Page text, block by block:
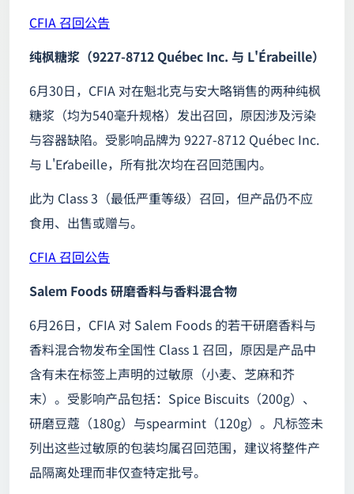
CFIA 召回公告
纯枫糖浆（9227-8712 Québec Inc. 与 L'Érabeille）
6月30日，CFIA 对在魁北克与安大略销售的两种纯枫
糖浆（均为540毫升规格）发出召回，原因涉及污染
与容器缺陷。受影响品牌为 9227-8712 Québec Inc.
与 L'Érabeille，所有批次均在召回范围内。
此为 Class 3（最低严重等级）召回，但产品仍不应
食用、出售或赠与。
CFIA 召回公告
Salem Foods 研磨香料与香料混合物
6月26日，CFIA 对 Salem Foods 的若干研磨香料与
香料混合物发布全国性 Class 1 召回，原因是产品中
含有未在标签上声明的过敏原（小麦、芝麻和芥
末）。受影响产品包括：Spice Biscuits（200g）、
研磨豆蔻（180g）与spearmint（120g）。凡标签未
列出这些过敏原的包装均属召回范围，建议将整件产
品隔离处理而非仅查特定批号。